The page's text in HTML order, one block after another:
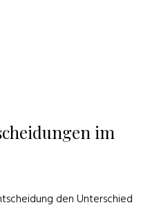
im
den Unterschied